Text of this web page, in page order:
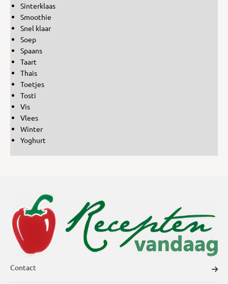
Sinterklaas
Smoothie
Snel klaar
Soep
Spaans
Taart
Thais
Toetjes
Tosti
Vis
Vlees
Winter
Yoghurt
Contact